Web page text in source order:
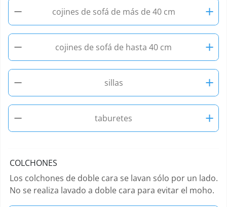
−
cojines de sofá de más de 40 cm
+
−
cojines de sofá de hasta 40 cm
+
−
sillas
+
−
taburetes +
COLCHONES
Los colchones de doble cara se lavan sólo por un lado.
No se realiza lavado a doble cara para evitar el moho.